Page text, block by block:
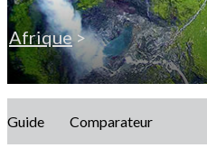
Afrique>
Guide Comparateur